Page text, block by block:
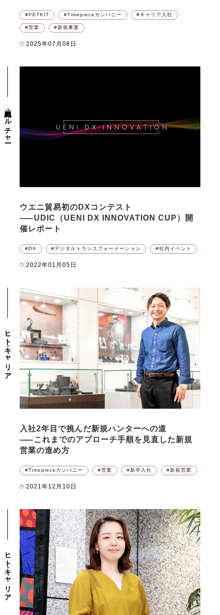
PETKIT Timepieceカンパニー キャリア入社
営業 新規事業
2025年07月08日
組織・カルチャー
ウエニ貿易初のDXコンテスト
―― UDIC（UENI DX INNOVATION CUP）開
催レポート
DX デジタルトランスフォーメーション 社内イベント
2022年01月05日
ヒト・キャリア
入社2年目で挑んだ新規ハンターへの道
―― これまでのアプローチ手順を見直した新規
営業の進め方
Timepieceカンパニー 営業 新卒入社 新規営業
2021年12月10日
ヒト・キャリア